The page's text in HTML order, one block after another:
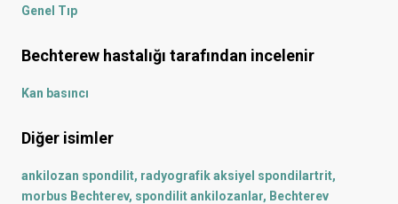
Genel Tıp
Bechterew hastalığı tarafından incelenir
Kan basıncı
Diğer isimler
ankilozan spondilit, radyografik aksiyel spondilartrit,
morbus Bechterev, spondilit ankilozanlar, Bechterev